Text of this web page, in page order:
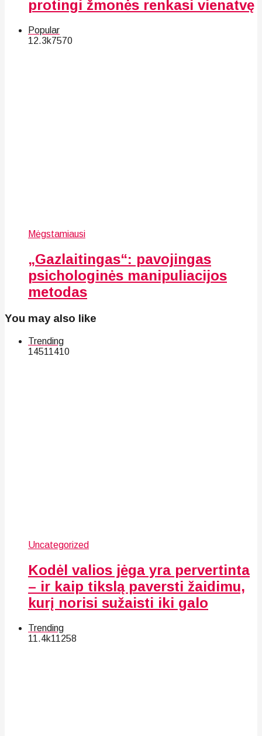
protingi žmonės renkasi vienatvę
Popular
12.3k7570
Mėgstamiausi
„Gazlaitingas“: pavojingas
psichologinės manipuliacijos
metodas
You may also like
Trending
14511410
Uncategorized
Kodėl valios jėga yra pervertinta
– ir kaip tikslą paversti žaidimu,
kurį norisi sužaisti iki galo
Trending
11.4k11258